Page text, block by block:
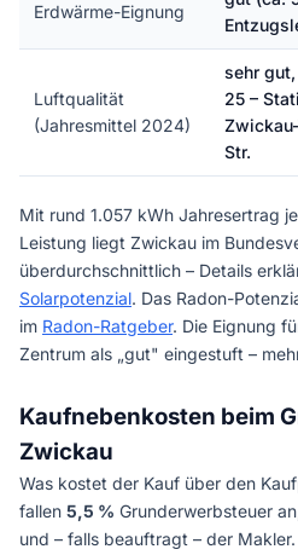
Erdwärme-Eignung
Luftqualität
(Jahresmittel 2024)
sehr
25 –
Str.
Mit rund 1.057 kWh Jahresertrag
Leistung liegt Zwickau im
überdurchschnittlich – Details
Solarpotenzial. Das Radon-
im Radon-Ratgeber. Die Eignung
Zentrum als „gut" eingestuft –
Kaufnebenkosten beim
Zwickau
Was kostet der Kauf über den
fallen 5,5 % Grunderwerbsteuer
und – falls beauftragt – der